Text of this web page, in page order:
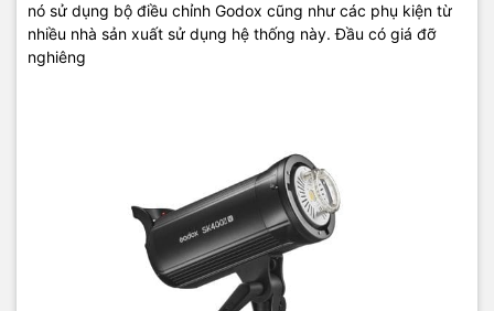
nó sử dụng bộ điều chỉnh Godox cũng như các phụ kiện từ
nhiều nhà sản xuất sử dụng hệ thống này. Đầu có giá đỡ
nghiêng